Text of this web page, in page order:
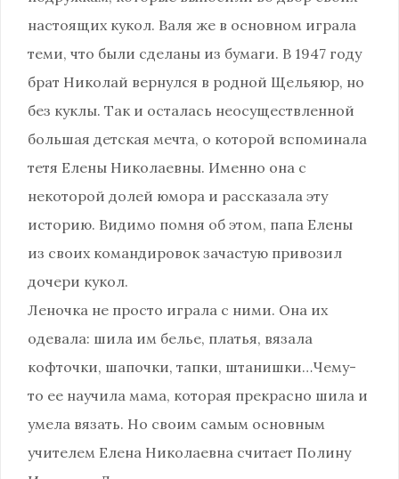
настоящих кукол. Валя же в основном играла
теми, что были сделаны из бумаги. В 1947 году
брат Николай вернулся в родной Щельяюр, но
без куклы. Так и осталась неосуществленной
большая детская мечта, о которой вспоминала
тетя Елены Николаевны. Именно она с
некоторой долей юмора и рассказала эту
историю. Видимо помня об этом, папа Елены
из своих командировок зачастую привозил
дочери кукол.
Леночка не просто играла с ними. Она их
одевала: шила им белье, платья, вязала
кофточки, шапочки, тапки, штанишки…Чему-
то ее научила мама, которая прекрасно шила и
умела вязать. Но своим самым основным
учителем Елена Николаевна считает Полину